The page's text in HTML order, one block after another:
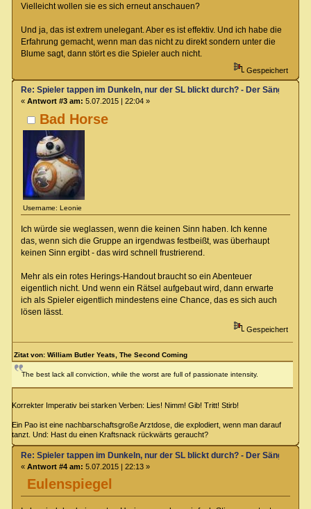
Vielleicht wollen sie es sich erneut anschauen?
Und ja, das ist extrem unelegant. Aber es ist effektiv. Und ich habe die
Erfahrung gemacht, wenn man das nicht zu direkt sondern unter die
Blume sagt, dann stört es die Spieler auch nicht.
Gespeichert
Bad Horse
Username: Leonie
Re: Spieler tappen im Dunkeln, nur der SL blickt durch? - Der Sänger von
« Antwort #3 am: 5.07.2015 | 22:04 »
Ich würde sie weglassen, wenn die keinen Sinn haben. Ich kenne
das, wenn sich die Gruppe an irgendwas festbeißt, was überhaupt
keinen Sinn ergibt - das wird schnell frustrierend.
Mehr als ein rotes Herings-Handout braucht so ein Abenteuer
eigentlich nicht. Und wenn ein Rätsel aufgebaut wird, dann erwarte
ich als Spieler eigentlich mindestens eine Chance, das es sich auch
lösen lässt.
Gespeichert
Zitat von: William Butler Yeats, The Second Coming
The best lack all conviction, while the worst are full of passionate intensity.
Korrekter Imperativ bei starken Verben: Lies! Nimm! Gib! Tritt! Stirb!
Ein Pao ist eine nachbarschaftsgroße Arztdose, die explodiert, wenn man darauf
tanzt. Und: Hast du einen Kraftsnack rückwärts geraucht?
Eulenspiegel
Re: Spieler tappen im Dunkeln, nur der SL blickt durch? - Der Sänger von
« Antwort #4 am: 5.07.2015 | 22:13 »